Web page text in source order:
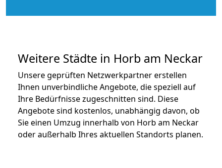
Weitere Städte in Horb am Neckar
Unsere geprüften Netzwerkpartner erstellen
Ihnen unverbindliche Angebote, die speziell auf
Ihre Bedürfnisse zugeschnitten sind. Diese
Angebote sind kostenlos, unabhängig davon, ob
Sie einen Umzug innerhalb von Horb am Neckar
oder außerhalb Ihres aktuellen Standorts planen.